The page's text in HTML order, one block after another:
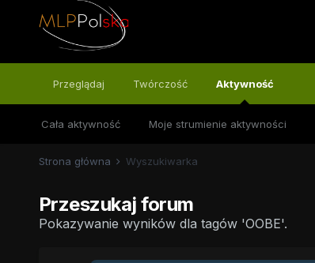
Przeglądaj Twórczość Aktywność
Cała aktywność Moje strumienie aktywności
Strona główna Wyszukiwarka
Przeszukaj forum
Pokazywanie wyników dla tagów 'OOBE'.